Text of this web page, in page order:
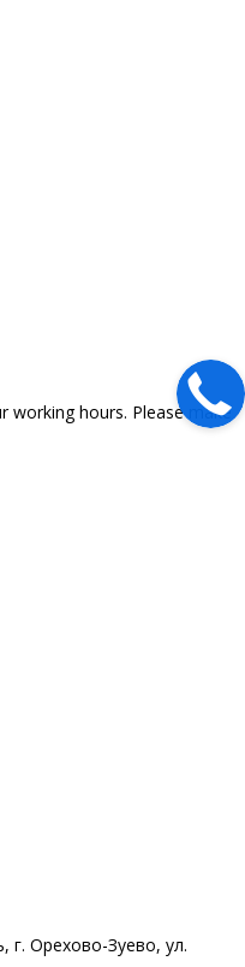
working hours. Please make
г. Орехово-Зуево, ул.